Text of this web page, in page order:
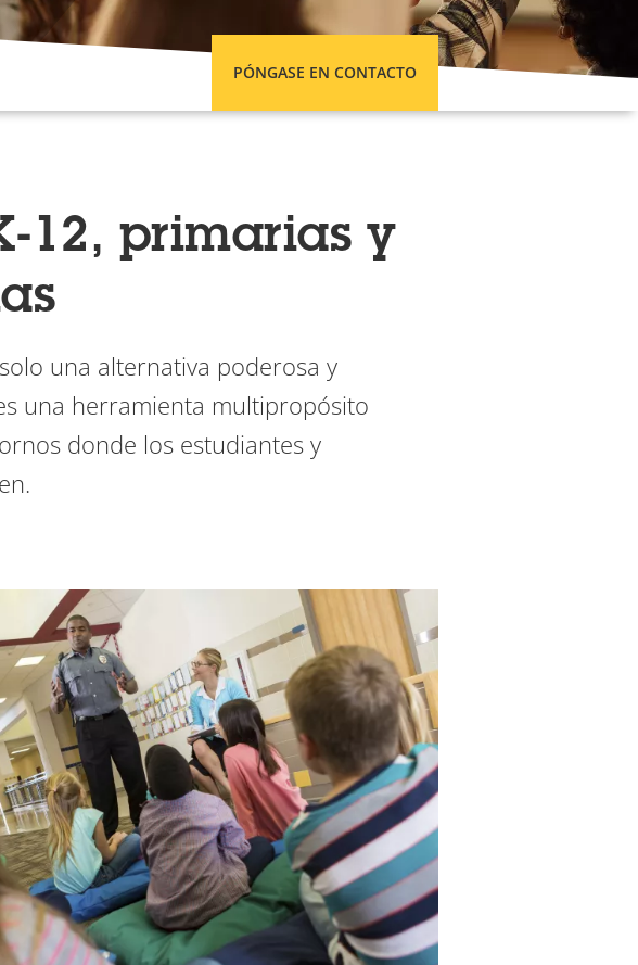
PÓNGASE EN CONTACTO
12, primarias y
una alternativa poderosa y
una herramienta multipropósito
donde los estudiantes y